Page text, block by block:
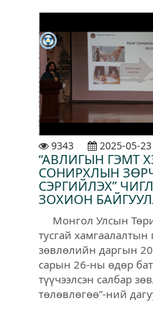
9343 2025-05-23
“АВЛИГЫН ГЭМТ
СОНИРХЛЫН
СЭРГИЙЛЭХ”
ЗОХИОН
Монгол Улсын
тусгай хамгаалалтын
зөвлөлийн даргын
сарын 26-ны өдөр
түүчээлсэн салбар
төлөвлөгөө”-ний